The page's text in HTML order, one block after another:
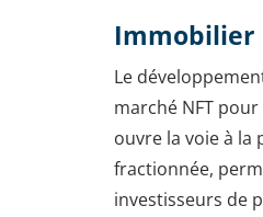
Immobilier
Le
marché NFT
ouvre la voie à la
fractionnée,
investisseurs de